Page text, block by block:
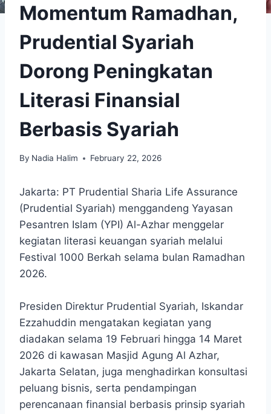
Momentum Ramadhan,
Prudential Syariah
Dorong Peningkatan
Literasi Finansial
Berbasis Syariah
By Nadia Halim February 22, 2026
Jakarta: PT Prudential Sharia Life Assurance
(Prudential Syariah) menggandeng Yayasan
Pesantren Islam (YPI) Al-Azhar menggelar
kegiatan literasi keuangan syariah melalui
Festival 1000 Berkah selama bulan Ramadhan
2026.
Presiden Direktur Prudential Syariah, Iskandar
Ezzahuddin mengatakan kegiatan yang
diadakan selama 19 Februari hingga 14 Maret
2026 di kawasan Masjid Agung Al Azhar,
Jakarta Selatan, juga menghadirkan konsultasi
peluang bisnis, serta pendampingan
perencanaan finansial berbasis prinsip syariah